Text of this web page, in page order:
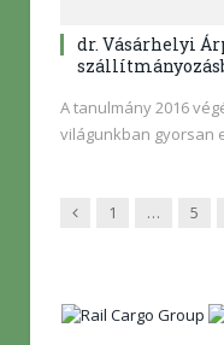
dr. Vásárhelyi
A tanulmány 2016
világunkban gyorsan
Előző1 … 5